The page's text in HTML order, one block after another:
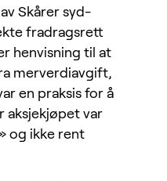
Skårer syd-
fradragsrett
henvisning til at
merverdiavgift,
en praksis for å
aksjekjøpet var
og ikke rent